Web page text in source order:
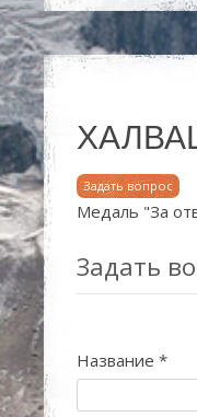
Задать вопрос
Медаль "За
Задать
Название *